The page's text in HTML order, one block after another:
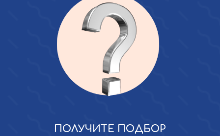
ПОЛУЧИТЕ ПОДБОР